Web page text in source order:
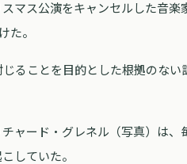
マス公演をキャンセルした音楽
た。
ることを目的とした根拠のない
ャード・グレネル（写真）は、
していた。